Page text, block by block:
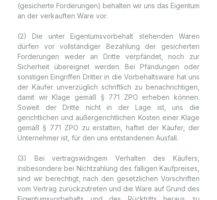
(gesicherte Forderungen) behalten wir uns das Eigentum
an der verkauften Ware vor.
(2) Die unter Eigentumsvorbehalt stehenden Waren
dürfen vor vollständiger Bezahlung der gesicherten
Forderungen weder an Dritte verpfändet, noch zur
Sicherheit übereignet werden. Bei Pfändungen oder
sonstigen Eingriffen Dritter in die Vorbehaltsware hat uns
der Käufer unverzüglich schriftlich zu benachrichtigen,
damit wir Klage gemäß § 771 ZPO erheben können.
Soweit der Dritte nicht in der Lage ist, uns die
gerichtlichen und außergerichtlichen Kosten einer Klage
gemäß § 771 ZPO zu erstatten, haftet der Käufer, der
Unternehmer ist, für den uns entstandenen Ausfall.
(3) Bei vertragswidrigem Verhalten des Käufers,
insbesondere bei Nichtzahlung des fälligen Kaufpreises,
sind wir berechtigt, nach den gesetzlichen Vorschriften
vom Vertrag zurückzutreten und die Ware auf Grund des